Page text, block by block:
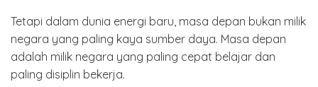
Tetapi dalam dunia energi baru, masa depan bukan milik
negara yang paling kaya sumber daya. Masa depan
adalah milik negara yang paling cepat belajar dan
paling disiplin bekerja.